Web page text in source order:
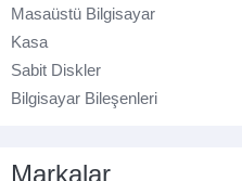
Masaüstü Bilgisayar
Kasa
Sabit Diskler
Bilgisayar Bileşenleri
Markalar